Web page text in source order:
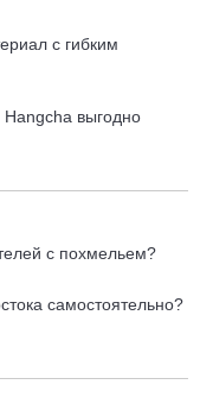
с гибким
Hangcha выгодно
с похмельем?
самостоятельно?